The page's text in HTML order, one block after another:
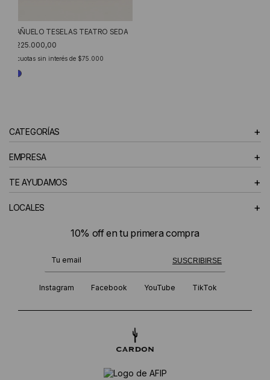
PAÑUELO TESELAS TEATRO SEDA
$225.000,00
cuotas sin interés de $75.000
CATEGORÍAS +
EMPRESA +
TE AYUDAMOS +
LOCALES +
10% off en tu primera compra
SUSCRIBIRSE
¡Te suscribiste exitosamente!
Instagram Facebook YouTube TikTok